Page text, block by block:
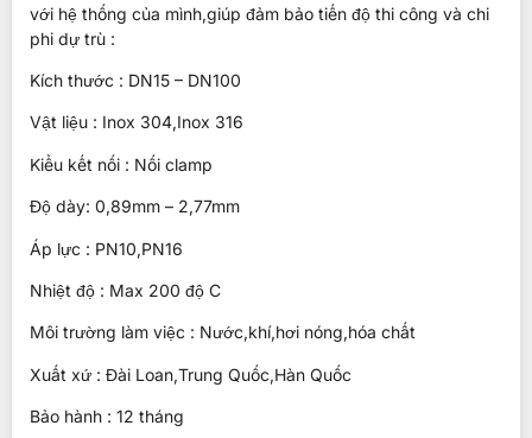
với hệ thống của mình,giúp đảm bảo tiến độ thi công và chi
phi dự trù :
Kích thước : DN15 – DN100
Vật liệu : Inox 304,Inox 316
Kiểu kết nối : Nối clamp
Độ dày: 0,89mm – 2,77mm
Áp lực : PN10,PN16
Nhiệt độ : Max 200 độ C
Môi trường làm việc : Nước,khí,hơi nóng,hóa chất
Xuất xứ : Đài Loan,Trung Quốc,Hàn Quốc
Bảo hành : 12 tháng